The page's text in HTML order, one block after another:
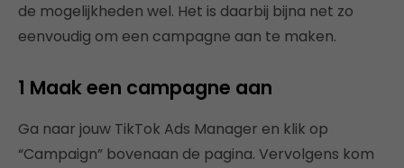
de mogelijkheden wel. Het is daarbij bijna net zo
eenvoudig om een campagne aan te maken.
1 Maak een campagne aan
Ga naar jouw TikTok Ads Manager en klik op
“Campaign” bovenaan de pagina. Vervolgens kom